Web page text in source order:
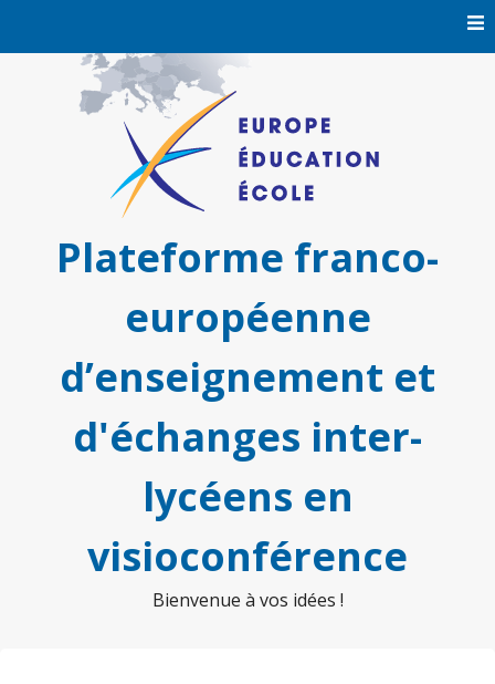
Plateforme franco-
européenne
d’enseignement et
d'échanges inter-
lycéens en
visioconférence
Bienvenue à vos idées !